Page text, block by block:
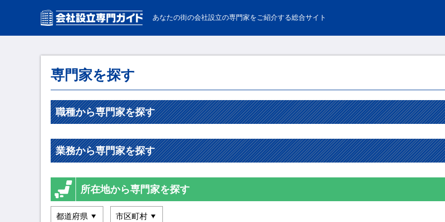
あなたの街の会社設立の専門家をご紹介する総合サイト
専門家を探す
職種から専門家を探す
業務から専門家を探す
所在地から専門家を探す